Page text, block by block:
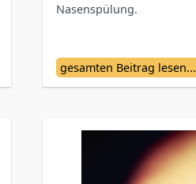
Nasenspülung.
gesamten Beitrag lesen...